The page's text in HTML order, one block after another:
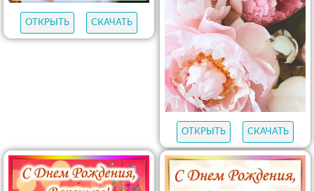
ОТКРЫТЬ СКАЧАТЬ
ОТКРЫТЬ СКАЧАТЬ